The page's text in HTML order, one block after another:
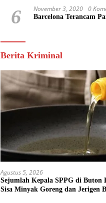
6 November 3, 2020 0
Barcelona Terancam
Berita Kriminal
Agustus 5, 2026
Sejumlah Kepala SPPG di Buton
Sisa Minyak Goreng dan Jerigen